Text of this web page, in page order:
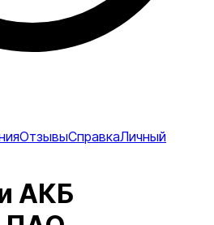
ОтзывыСправкаЛичный
АКБ